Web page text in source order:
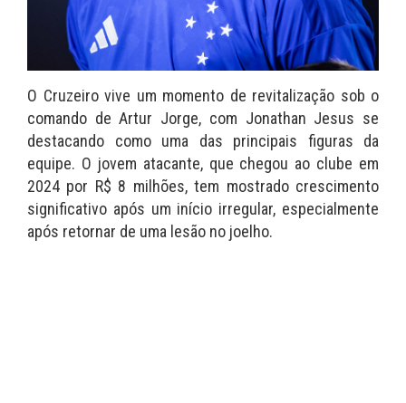
O Cruzeiro vive um momento de revitalização sob o
comando de Artur Jorge, com Jonathan Jesus se
destacando como uma das principais figuras da
equipe. O jovem atacante, que chegou ao clube em
2024 por R$ 8 milhões, tem mostrado crescimento
significativo após um início irregular, especialmente
após retornar de uma lesão no joelho.